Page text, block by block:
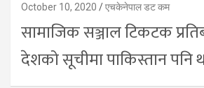
October 10, 2020 एचकेनेपाल डट कम
सामाजिक सञ्जाल टिकटक
देशको सूचीमा पाकिस्तान पनि